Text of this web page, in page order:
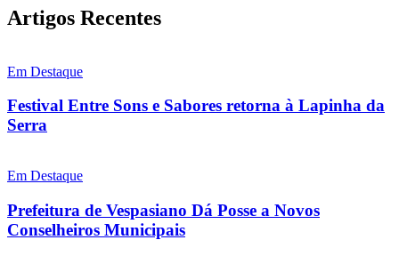
Artigos Recentes
Em Destaque
Festival Entre Sons e Sabores retorna à Lapinha da
Serra
Em Destaque
Prefeitura de Vespasiano Dá Posse a Novos
Conselheiros Municipais